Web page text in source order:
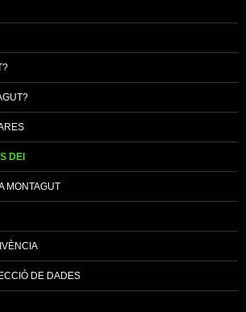
DEI
MONTAGUT
DE DADES